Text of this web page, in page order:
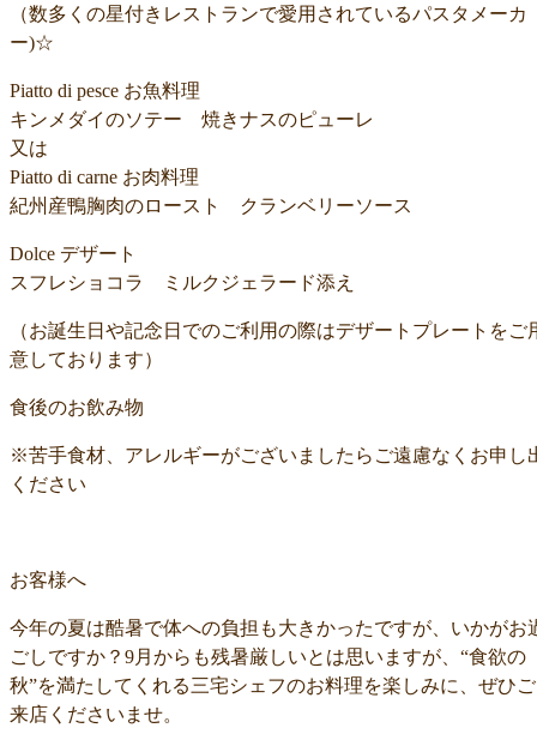
（数多くの星付きレストランで愛用されているパスタメーカ
ー)☆
Piatto di pesce お魚料理
キンメダイのソテー 焼きナスのピューレ
又は
Piatto di carne お肉料理
紀州産鴨胸肉のロースト クランベリーソース
Dolce デザート
スフレショコラ ミルクジェラード添え
（お誕生日や記念日でのご利用の際はデザートプレートをご
意しております）
食後のお飲み物
※苦手食材、アレルギーがございましたらご遠慮なくお申し
ください
お客様へ
今年の夏は酷暑で体への負担も大きかったですが、いかがお
ごしですか？9月からも残暑厳しいとは思いますが、“食欲の
秋”を満たしてくれる三宅シェフのお料理を楽しみに、ぜひご
来店くださいませ。